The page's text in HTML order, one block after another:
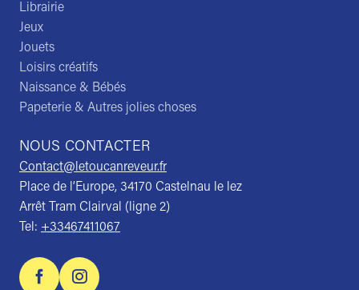
Librairie
Jeux
Jouets
Loisirs créatifs
Naissance & Bébés
Papeterie & Autres jolies choses
NOUS CONTACTER
Contact@letoucanreveur.fr
Place de l’Europe, 34170 Castelnau le lez
Arrêt Tram Clairval (ligne 2)
Tel: +33467411067